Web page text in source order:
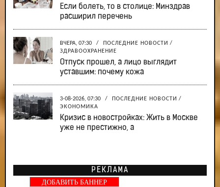
Если болеть, то в столице: Минздрав
расширил перечень
ВЧЕРА, 07:30 / ПОСЛЕДНИЕ НОВОСТИ /
ЗДРАВООХРАНЕНИЕ
Отпуск прошел, а лицо выглядит
уставшим: почему кожа
3-08-2026, 07:30 / ПОСЛЕДНИЕ НОВОСТИ /
ЭКОНОМИКА
Кризис в новостройках: Жить в Москве
уже не престижно, а
РЕКЛАМА
ДОБАВИТЬ БАННЕР